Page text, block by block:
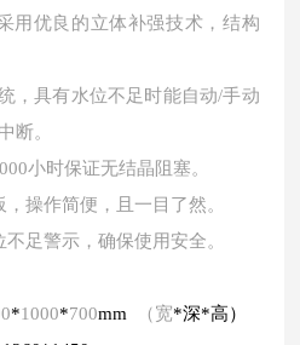
用优良的立体补强技术，结构
，具有水位不足时能自动/手动
断。
小时保证无结晶阻塞。
，操作简便，且一目了然。
足警示，确保使用安全。
*1000*700mm （宽*深*高）